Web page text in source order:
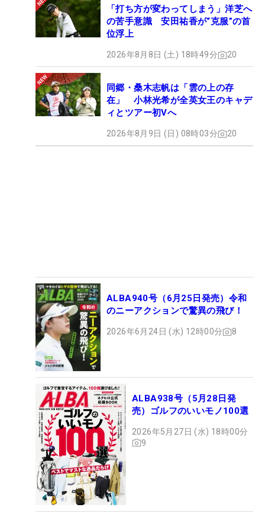
「打ち方が変わってしまう」洋芝へ
の苦手意識 安田祐香が“克服”の首
位浮上
2026年8月8日 (土) 18時49分 20
同郷・桑木志帆は「雲の上の存
在」 小林光希が全英女王のキャデ
ィとツアー初Vへ
2026年8月9日 (日) 08時03分 20
ALBA940号（6月25日発売）令和
のニーアクションで驚異の飛び！
2026年6月24日 (水) 12時00分 8
ALBA938号（5月28日発
売）ゴルフのいいモノ100選
2026年5月27日 (水) 18時00分
9